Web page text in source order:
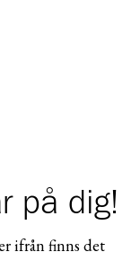
på dig!
ifrån finns det